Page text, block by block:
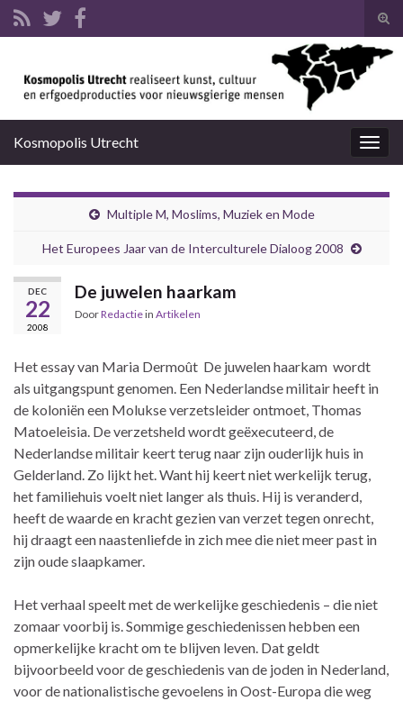
Kosmopolis Utrecht
Multiple M, Moslims, Muziek en Mode
Het Europees Jaar van de Interculturele Dialoog 2008
DEC
22
2008
De juwelen haarkam
DoorRedactiein Artikelen
Het essay van Maria Dermoût De juwelen haarkam wordt
als uitgangspunt genomen. Een Nederlandse militair heeft in
de koloniën een Molukse verzetsleider ontmoet, Thomas
Matoeleisia. De verzetsheld wordt geëxecuteerd, de
Nederlandse militair keert terug naar zijn ouderlijk huis in
Gelderland. Zo lijkt het. Want hij keert niet werkelijk terug,
het familiehuis voelt niet langer als thuis. Hij is veranderd,
heeft de waarde en kracht gezien van verzet tegen onrecht,
hij draagt een naastenliefde in zich mee die niet meer past in
zijn oude slaapkamer.
Het verhaal speelt met de werkelijke geschiedenis – die niet
zomaar voorbij is. Sommige geschiedenissen hebben een
opmerkelijke kracht om te blijven leven. Dat geldt
bijvoorbeeld voor de geschiedenis van de joden in Nederland,
voor de nationalistische gevoelens in Oost-Europa die weg